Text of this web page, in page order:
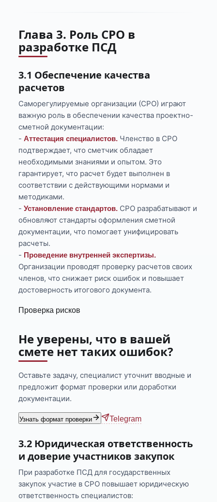
Глава 3. Роль СРО в
разработке ПСД
3.1 Обеспечение качества
расчетов
Саморегулируемые организации (СРО) играют
важную роль в обеспечении качества проектно-
сметной документации:
-Аттестация специалистов. Членство в СРО
подтверждает, что сметчик обладает
необходимыми знаниями и опытом. Это
гарантирует, что расчет будет выполнен в
соответствии с действующими нормами и
методиками.
-Установление стандартов. СРО разрабатывают и
обновляют стандарты оформления сметной
документации, что помогает унифицировать
расчеты.
- Проведение внутренней экспертизы.
Организации проводят проверку расчетов своих
членов, что снижает риск ошибок и повышает
достоверность итогового документа.
Проверка рисков
Не уверены, что в вашей
смете нет таких ошибок?
Оставьте задачу, специалист уточнит вводные и
предложит формат проверки или доработки
документации.
Узнать формат проверки Telegram
3.2 Юридическая ответственность
и доверие участников закупок
При разработке ПСД для государственных
закупок участие в СРО повышает юридическую
ответственность специалистов: